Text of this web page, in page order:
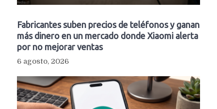
Fabricantes suben precios de teléfonos y ganan
más dinero en un mercado donde Xiaomi alerta
por no mejorar ventas
6 agosto, 2026